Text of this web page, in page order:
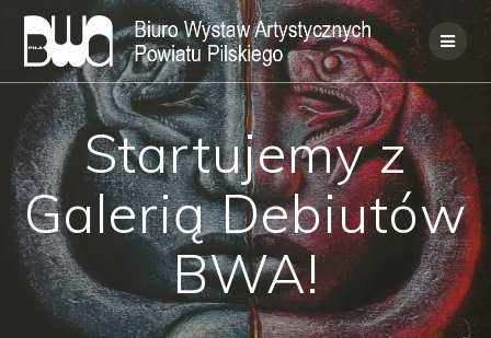
Skip
to
content
Startujemy z
Galerią Debiutów
BWA!